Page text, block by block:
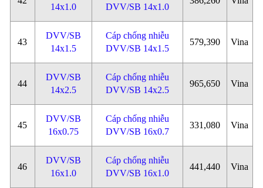
14x1.0
DVV/SB 14x1.0
43
DVV/SB
14x1.5
Cáp chống nhiễu
DVV/SB 14x1.5
579,390 Vina
44
DVV/SB
14x2.5
Cáp chống nhiễu
DVV/SB 14x2.5
965,650 Vina
45
DVV/SB
16x0.75
Cáp chống nhiễu
DVV/SB 16x0.7
331,080 Vina
46
DVV/SB
16x1.0
Cáp chống nhiễu
DVV/SB 16x1.0
441,440 Vina